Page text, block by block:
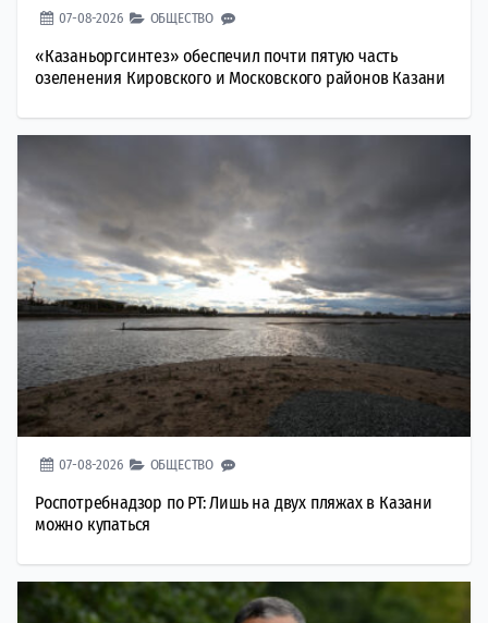
07-08-2026 ОБЩЕСТВО
«Казаньоргсинтез» обеспечил почти пятую часть
озеленения Кировского и Московского районов Казани
07-08-2026 ОБЩЕСТВО
Роспотребнадзор по РТ: Лишь на двух пляжах в Казани
можно купаться